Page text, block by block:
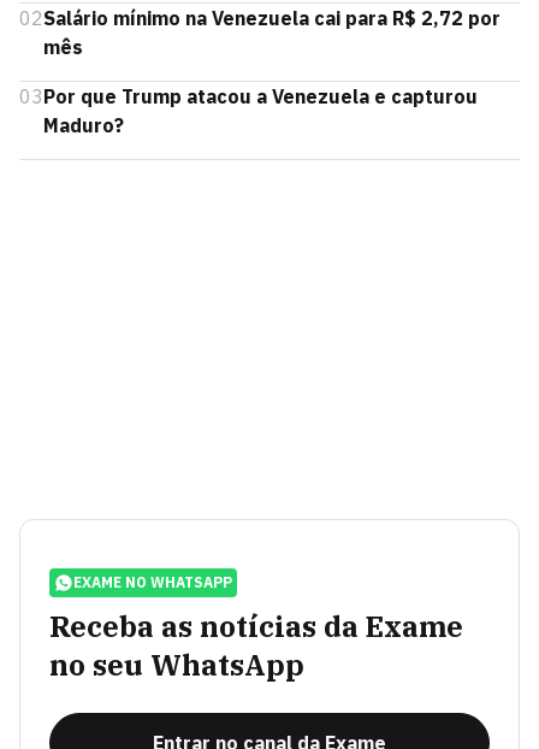
02Salário mínimo na Venezuela cai para R$ 2,72 por
mês
03Por que Trump atacou a Venezuela e capturou
Maduro?
EXAME NO WHATSAPP
Receba as notícias da Exame
no seu WhatsApp
Entrar no canal da Exame